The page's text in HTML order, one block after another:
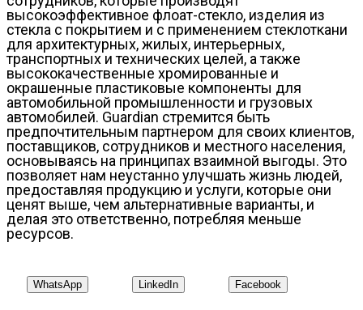
высокоэффективное флоат-стекло, изделия из
стекла с покрытием и с применением стеклоткани
для архитектурных, жилых, интерьерных,
транспортных и технических целей, а также
высококачественные хромированные и
окрашенные пластиковые компоненты для
автомобильной промышленности и грузовых
автомобилей. Guardian стремится быть
предпочтительным партнером для своих клиентов,
поставщиков, сотрудников и местного населения,
основываясь на принципах взаимной выгоды. Это
позволяет нам неустанно улучшать жизнь людей,
предоставляя продукцию и услуги, которые они
ценят выше, чем альтернативные варианты, и
делая это ответственно, потребляя меньше
ресурсов.
WhatsApp LinkedIn Facebook